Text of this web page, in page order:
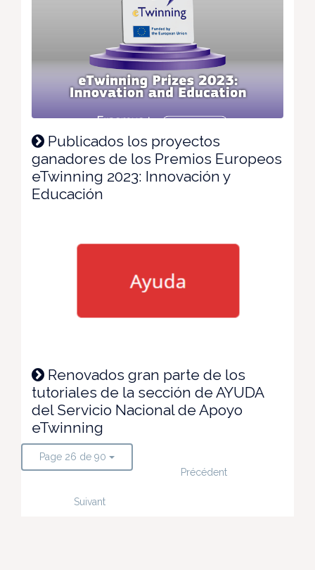
Publicados los proyectos
ganadores de los Premios Europeos
eTwinning 2023: Innovación y
Educación
Renovados gran parte de los
tutoriales de la sección de AYUDA
del Servicio Nacional de Apoyo
eTwinning
Page 26 de 90
Précédent
Suivant